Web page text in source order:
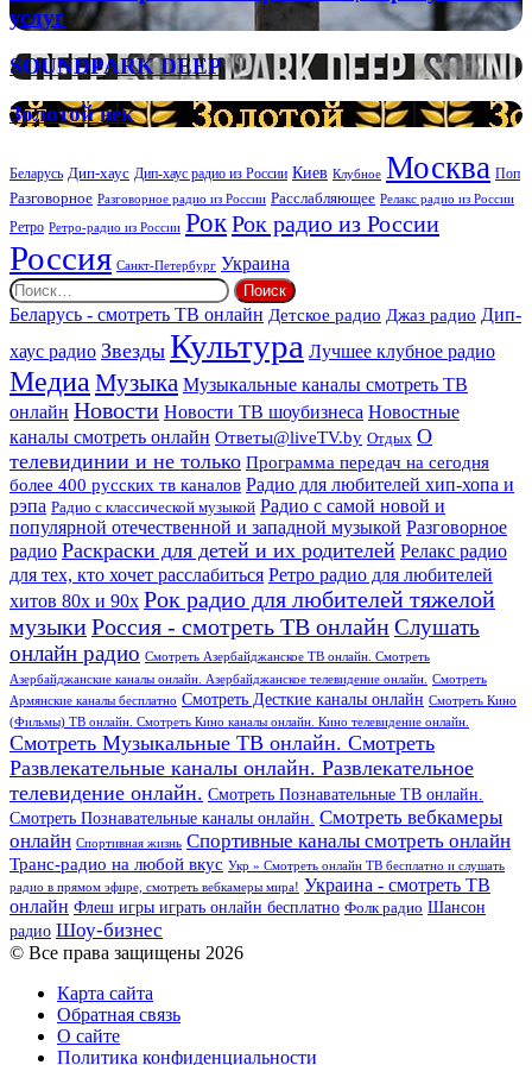
планирования
и
организации
ритуальных
услуг
SOUNDPARK
DEEP
SOUNDPARK DEEP
Золотой
век
Золотой век
Беларусь Дип-хаус Дип-хаус радио из России Киев Клубное Москва Поп
Разговорное Разговорное радио из России Расслабляющее Релакс радио из России
Ретро Ретро-радио из России РокРок радио из России
Россия Санкт-Петербург Украина
Найти:
Беларусь - смотреть ТВ онлайн Детское радио Джаз радио Дип-
хаус радио Звезды Культура Лучшее клубное радио
Медиа Музыка Музыкальные каналы смотреть ТВ
онлайн Новости Новости ТВ шоубизнеса Новостные
каналы смотреть онлайн Ответы@liveTV.by Отдых О
телевидинии и не только Программа передач на сегодня
более 400 русских тв каналов Радио для любителей хип-хопа и
рэпа Радио с классической музыкой Радио с самой новой и
популярной отечественной и западной музыкой Разговорное
радио Раскраски для детей и их родителей Релакс радио
для тех, кто хочет расслабиться Ретро радио для любителей
хитов 80х и 90х Рок радио для любителей тяжелой
музыкиРоссия - смотреть ТВ онлайнСлушать
онлайн радио Смотреть Азербайджанское ТВ онлайн. Смотреть
Азербайджанские каналы онлайн. Азербайджанское телевидение онлайн.
Смотреть
Армянские каналы бесплатно Смотреть Десткие каналы онлайн Смотреть Кино
(Фильмы) ТВ онлайн. Смотреть Кино каналы онлайн. Кино телевидение онлайн.
Смотреть Музыкальные ТВ онлайн. Смотреть
Развлекательные каналы онлайн. Развлекательное
телевидение онлайн. Смотреть Познавательные ТВ онлайн.
Смотреть Познавательные каналы онлайн. Смотреть вебкамеры
онлайн Спортивная жизнь Спортивные каналы смотреть онлайн
Транс-радио на любой вкус Укр » Смотреть онлайн ТВ бесплатно и слушать
радио в прямом эфире, смотреть вебкамеры мира! Украина - смотреть ТВ
онлайн Флеш игры играть онлайн бесплатно Фолк радио Шансон
радио Шоу-бизнес
© Все права защищены 2026
Карта сайта
Обратная связь
О сайте
Политика конфиденциальности